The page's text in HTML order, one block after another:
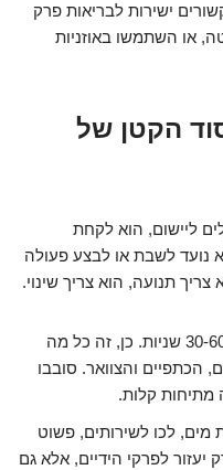
ישירות לבריאות פרק
או השתמשו באוזניות
הקטן של
ליישום, הוא לקחת
נועד לשבת או לבצע פעולה
תנועה, הוא צריך שינוי.
קחו הפסקה של 30-60 שניות. כן, זה כל מה
הכתפיים והצוואר. סובבו
מתיחות קלות.
מים, לכו לשירותים, פשוט
לפרקי הידיים, אלא גם